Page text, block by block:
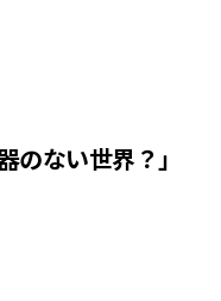
のない世界？」